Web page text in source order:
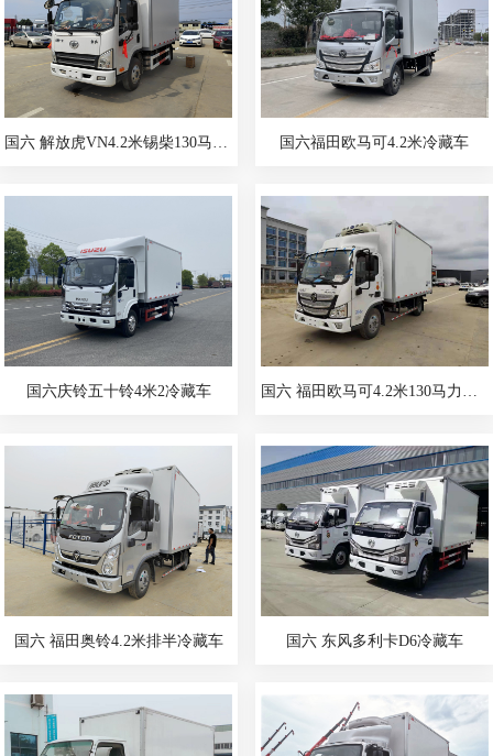
国六福田欧马可4.2米冷藏车
国六庆铃五十铃4米2冷藏车 国六 福田欧马可4.2米130马力冷藏车
国六 福田奥铃4.2米排半冷藏车 国六 东风多利卡D6冷藏车